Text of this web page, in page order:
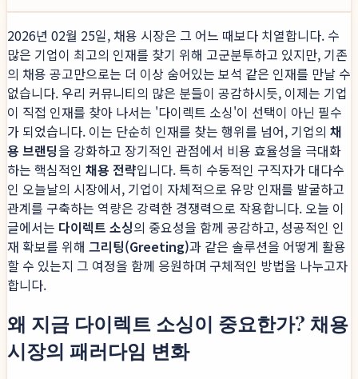
2026년 02월 25일, 채용 시장은 그 어느 때보다 치열합니다. 수
많은 기업이 최고의 인재를 찾기 위해 고군분투하고 있지만, 기존
의 채용 공고만으로는 더 이상 숨어있는 보석 같은 인재를 만날 수
없습니다. 우리 커뮤니티의 많은 분들이 공감하시듯, 이제는 기업
이 직접 인재를 찾아 나서는 '다이렉트 소싱'이 선택이 아닌 필수
가 되었습니다. 이는 단순히 인재를 찾는 행위를 넘어, 기업의 채
용 브랜딩을 강화하고 장기적인 관점에서 비용 효율성을 극대화
하는 핵심적인 채용 전략입니다. 특히 수동적인 구직자가 대다수
인 오늘날의 시장에서, 기업이 자체적으로 유망 인재를 발굴하고
관계를 구축하는 역량은 강력한 경쟁력으로 작용합니다. 오늘 이
글에서는 다이렉트 소싱의 중요성을 함께 공감하고, 성공적인 인
재 확보를 위해 그리팅(Greeting)과 같은 솔루션을 어떻게 활용
할 수 있는지 그 여정을 함께 응원하며 구체적인 방법을 나누고자
합니다.
왜 지금 다이렉트 소싱이 중요한가? 채용
시장의 패러다임 변화